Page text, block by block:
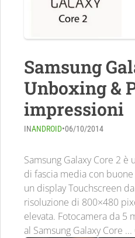
Samsung
Unboxing &
impressioni
INANDROID•06/10/2014
Samsung Galaxy Core 2
di fascia media con
un display Touchscreen
risoluzione di 800×480
elevata. Fotocamera da 5
al Samsung Galaxy Core ...